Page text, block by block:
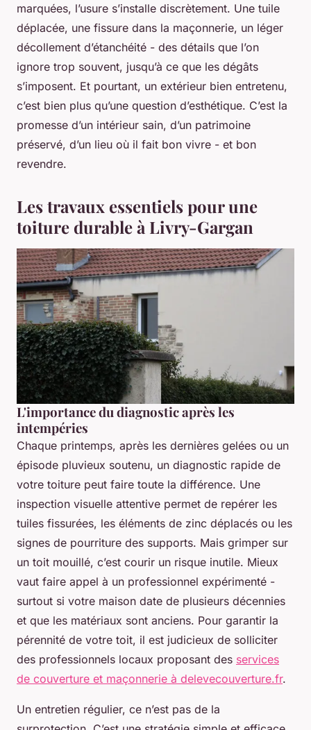
marquées, l’usure s’installe discrètement. Une tuile
déplacée, une fissure dans la maçonnerie, un léger
décollement d’étanchéité - des détails que l’on
ignore trop souvent, jusqu’à ce que les dégâts
s’imposent. Et pourtant, un extérieur bien entretenu,
c’est bien plus qu’une question d’esthétique. C’est la
promesse d’un intérieur sain, d’un patrimoine
préservé, d’un lieu où il fait bon vivre - et bon
revendre.
Les travaux essentiels pour une
toiture durable à Livry-Gargan
L'importance du diagnostic après les
intempéries
Chaque printemps, après les dernières gelées ou un
épisode pluvieux soutenu, un diagnostic rapide de
votre toiture peut faire toute la différence. Une
inspection visuelle attentive permet de repérer les
tuiles fissurées, les éléments de zinc déplacés ou les
signes de pourriture des supports. Mais grimper sur
un toit mouillé, c’est courir un risque inutile. Mieux
vaut faire appel à un professionnel expérimenté -
surtout si votre maison date de plusieurs décennies
et que les matériaux sont anciens. Pour garantir la
pérennité de votre toit, il est judicieux de solliciter
des professionnels locaux proposant des services
de couverture et maçonnerie à delevecouverture.fr.
Un entretien régulier, ce n’est pas de la